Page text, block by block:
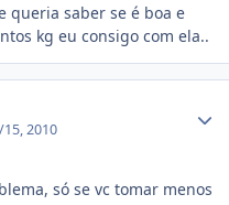
queria saber se é boa e
kg eu consigo com ela..
15, 2010
só se vc tomar menos